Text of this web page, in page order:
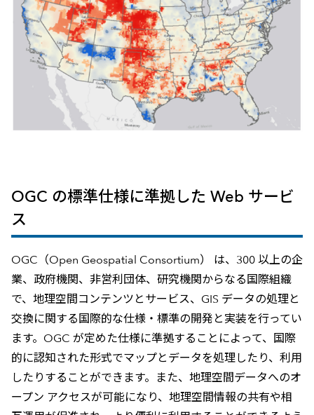
OGC の標準仕様に準拠した Web サービ
ス
OGC（Open Geospatial Consortium） は、300 以上の企
業、政府機関、非営利団体、研究機関からなる国際組織
で、地理空間コンテンツとサービス、GIS データの処理と
交換に関する国際的な仕様・標準の開発と実装を行ってい
ます。OGC が定めた仕様に準拠することによって、国際
的に認知された形式でマップとデータを処理したり、利用
したりすることができます。また、地理空間データへのオ
ープン アクセスが可能になり、地理空間情報の共有や相